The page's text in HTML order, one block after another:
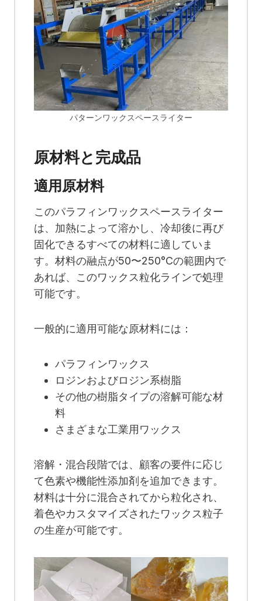
パターンワックスペースライター
原材料と完成品
適用原材料
このパラフィンワックスペースライター
は、加熱によって溶かし、冷却後に再び
固化できるすべての材料に適していま
す。材料の融点が50〜250°Cの範囲内で
あれば、このワックス粒化ラインで処理
可能です。
一般的に適用可能な原材料には：
パラフィンワックス
ロジンおよびロジン系樹脂
その他の樹脂タイプの溶解可能な材
料
さまざまな工業用ワックス
溶解・混合段階では、顧客の要件に応じ
て色素や機能性添加剤を追加できます。
材料は十分に混合されてから粒化され、
着色やカスタマイズされたワックス粒子
の生産が可能です。